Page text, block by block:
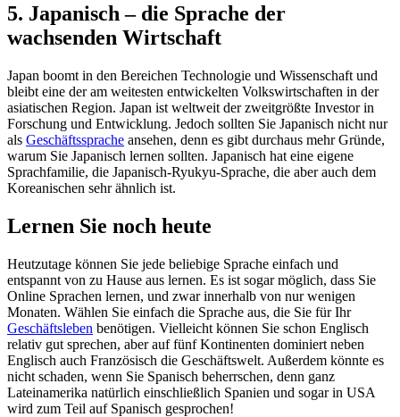
5. Japanisch – die Sprache der
wachsenden Wirtschaft
Japan boomt in den Bereichen Technologie und Wissenschaft und
bleibt eine der am weitesten entwickelten Volkswirtschaften in der
asiatischen Region. Japan ist weltweit der zweitgrößte Investor in
Forschung und Entwicklung. Jedoch sollten Sie Japanisch nicht nur
als Geschäftssprache ansehen, denn es gibt durchaus mehr Gründe,
warum Sie Japanisch lernen sollten. Japanisch hat eine eigene
Sprachfamilie, die Japanisch-Ryukyu-Sprache, die aber auch dem
Koreanischen sehr ähnlich ist.
Lernen Sie noch heute
Heutzutage können Sie jede beliebige Sprache einfach und
entspannt von zu Hause aus lernen. Es ist sogar möglich, dass Sie
Online Sprachen lernen, und zwar innerhalb von nur wenigen
Monaten. Wählen Sie einfach die Sprache aus, die Sie für Ihr
Geschäftsleben benötigen. Vielleicht können Sie schon Englisch
relativ gut sprechen, aber auf fünf Kontinenten dominiert neben
Englisch auch Französisch die Geschäftswelt. Außerdem könnte es
nicht schaden, wenn Sie Spanisch beherrschen, denn ganz
Lateinamerika natürlich einschließlich Spanien und sogar in USA
wird zum Teil auf Spanisch gesprochen!